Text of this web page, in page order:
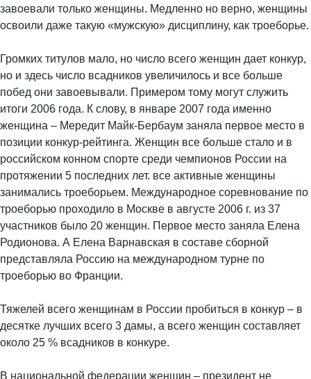
завоевали только женщины. Медленно но верно, женщины
освоили даже такую «мужскую» дисциплину, как троеборье.
Громких титулов мало, но число всего женщин дает конкур,
но и здесь число всадников увеличилось и все больше
побед они завоевывали. Примером тому могут служить
итоги 2006 года. К слову, в январе 2007 года именно
женщина – Мередит Майк-Бербаум заняла первое место в
позиции конкур-рейтинга. Женщин все больше стало и в
российском конном спорте среди чемпионов России на
протяжении 5 последних лет. все активные женщины
занимались троеборьем. Международное соревнование по
троеборью проходило в Москве в августе 2006 г. из 37
участников было 20 женщин. Первое место заняла Елена
Родионова. А Елена Варнавская в составе сборной
представляла Россию на международном турне по
троеборью во Франции.
Тяжелей всего женщинам в России пробиться в конкур – в
десятке лучших всего 3 дамы, а всего женщин составляет
около 25 % всадников в конкуре.
В национальной федерации женщин – президент не